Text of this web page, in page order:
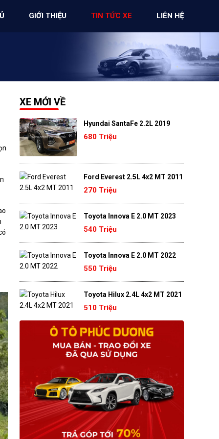
GIỚI THIỆU TIN TỨC XE LIÊN HỆ
XE MỚI VỀ
Hyundai SantaFe 2.2L 2019
680 Triệu
Ford Everest 2.5L 4x2 MT 2011
270 Triệu
Toyota Innova E 2.0 MT 2023
540 Triệu
Toyota Innova E 2.0 MT 2022
550 Triệu
Toyota Hilux 2.4L 4x2 MT 2021
510 Triệu